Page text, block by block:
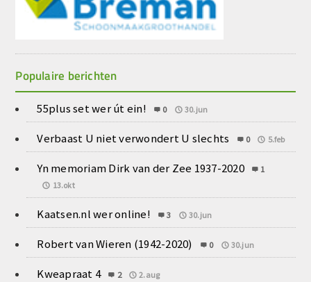
Populaire berichten
55plus set wer út ein! 0 30.jun
Verbaast U niet verwondert U slechts 0 5.feb
Yn memoriam Dirk van der Zee 1937-2020
1
13.okt
Kaatsen.nl wer online! 3 30.jun
Robert van Wieren (1942-2020) 0 30.jun
Kweapraat 4 2 2.aug